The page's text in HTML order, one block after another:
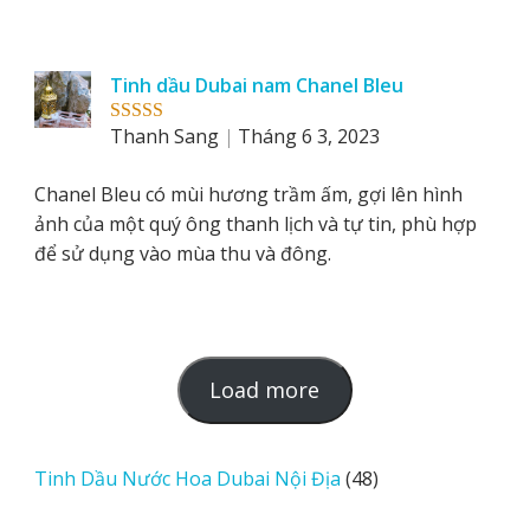
Rated 5out
Tinh dầu Dubai nam Chanel Bleu
Thanh Sang
Tháng 6 3, 2023
Chanel Bleu có mùi hương trầm ấm, gợi lên hình
ảnh của một quý ông thanh lịch và tự tin, phù hợp
để sử dụng vào mùa thu và đông.
Load more
o
d
Tinh Dầu Nước Hoa Dubai Nội Địa 4848